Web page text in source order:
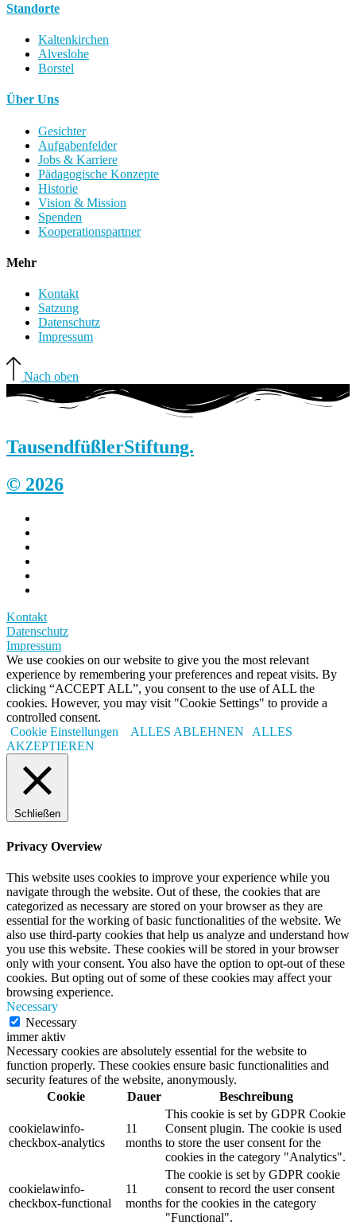
Standorte
Kaltenkirchen
Alveslohe
Borstel
Über Uns
Gesichter
Aufgabenfelder
Jobs & Karriere
Pädagogische Konzepte
Historie
Vision & Mission
Spenden
Kooperationspartner
Mehr
Kontakt
Satzung
Datenschutz
Impressum
Nach oben
TausendfüßlerStiftung.
© 2026
Kontakt
Datenschutz
Impressum
We use cookies on our website to give you the most relevant
experience by remembering your preferences and repeat visits. By
clicking “ACCEPT ALL”, you consent to the use of ALL the
cookies. However, you may visit "Cookie Settings" to provide a
controlled consent.
Cookie Einstellungen
ALLES ABLEHNEN
ALLES
AKZEPTIEREN
Schließen
Privacy Overview
This website uses cookies to improve your experience while you
navigate through the website. Out of these, the cookies that are
categorized as necessary are stored on your browser as they are
essential for the working of basic functionalities of the website. We
also use third-party cookies that help us analyze and understand how
you use this website. These cookies will be stored in your browser
only with your consent. You also have the option to opt-out of these
cookies. But opting out of some of these cookies may affect your
browsing experience.
Necessary
Necessary
immer aktiv
Necessary cookies are absolutely essential for the website to
function properly. These cookies ensure basic functionalities and
security features of the website, anonymously.
Cookie
Dauer Beschreibung
cookielawinfo-
checkbox-analytics
11
months
This cookie is set by GDPR Cookie
Consent plugin. The cookie is used
to store the user consent for the
cookies in the category "Analytics".
cookielawinfo-
checkbox-functional
11
months
The cookie is set by GDPR cookie
consent to record the user consent
for the cookies in the category
"Functional".